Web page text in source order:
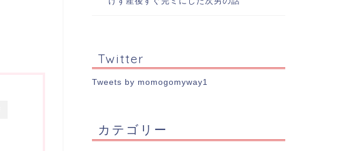
Twitter
Tweets by momogomyway1
カテゴリー